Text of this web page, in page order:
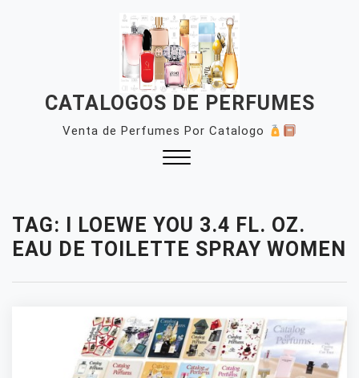
CATALOGOS DE PERFUMES
Venta de Perfumes Por Catalogo
TAG:
I LOEWE YOU 3.4 FL. OZ.
EAU DE TOILETTE SPRAY WOMEN